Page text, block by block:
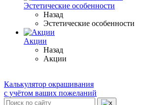
Эстетические особенности
Назад
Эстетические особенности
Акции
Назад
Акции
Калькулятор окрашивания
с учётом ваших пожеланий